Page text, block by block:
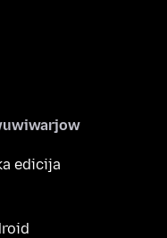
edicija